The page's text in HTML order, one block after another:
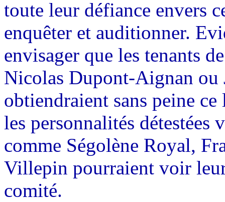
toute leur défiance envers
enquêter et auditionner.
envisager que les tenants
Nicolas Dupont-Aignan ou
obtiendraient sans peine
les personnalités
comme Ségolène Royal,
Villepin pourraient voir
comité.